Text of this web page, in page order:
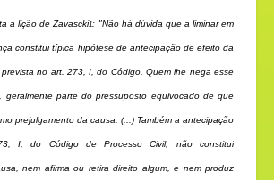
a lição de Zavascki1: "Não há dúvida que a liminar em
constitui típica hipótese de antecipação de efeito da
no art. 273, I, do Código. Quem lhe nega esse
geralmente parte do pressuposto equivocado de que
prejulgamento da causa. (...) Também a antecipação
I, do Código de Processo Civil, não constitui
nem afirma ou retira direito algum, e nem produz